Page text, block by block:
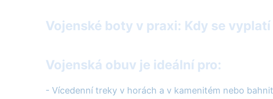
Vojenské boty v praxi: Kdy se
Vojenská obuv je ideální pro:
- Vícedenní treky v horách a v kamenitém nebo